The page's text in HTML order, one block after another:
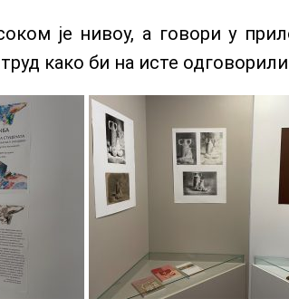
је нивоу, а говори у
како би на исте